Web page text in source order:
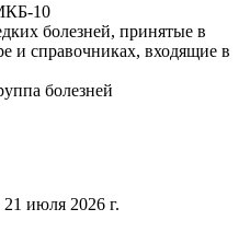
10
болезней, принятые в
и справочниках, входящие в
болезней
21 июля 2026 г.